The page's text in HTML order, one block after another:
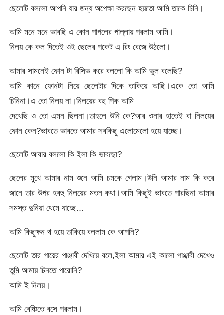
ছেলেটি বললো আপনি যার জন্য অপেক্ষা করছেন হয়তো আমি তাকে চিনি।
আমি মনে মনে ভাবছি এ কোন পাগলের পাল্লায় পরলাম আমি।
নিলয় কে কল দিতেই ওই ছেলের পকেট এ রিং বেজে উঠলো।
আমার সামনেই ফোন টা রিসিভ করে বললো কি আমি ভুল বলেছি?
আমি কানে ফোনটা নিয়ে ছেলেটার দিকে তাকিয়ে আছি।একে তো আমি
চিনিনা।এ তো নিলয় না।নিলয়ের বহু পিক আমি
দেখেছি ও তো এমন ছিলনা।তাহলে উনি কে?আর ওনার হাতেই বা নিলয়ের
ফোন কেন?ভাবতে ভাবতে আমার সবকিছু এলোমেলো হয়ে যাচ্ছে।
ছেলেটি আবার বললো কি ইলা কি ভাবছো?
ছেলের মুখে আমার নাম শুনে আমি চমকে গেলাম।উনি আমার নাম কি করে
জানে তার উপর হবহু নিলয়ের মতন কথা।আমি কিছুই ভাবতে পারছিনা আমার
সমস্ত দুনিয়া থেমে যাচ্ছে…
আমি কিছুক্ষন থ হয়ে তাকিয়ে বললাম কে আপনি?
ছেলেটি তার গায়ের পাঞ্জাবী দেখিয়ে বলে,ইলা আমার এই কালো পাঞ্জাবী দেখেও
তুমি আমায় চিনতে পারোনি?
আমি ই নিলয়।
আমি বেঞ্চিতে বসে পরলাম।